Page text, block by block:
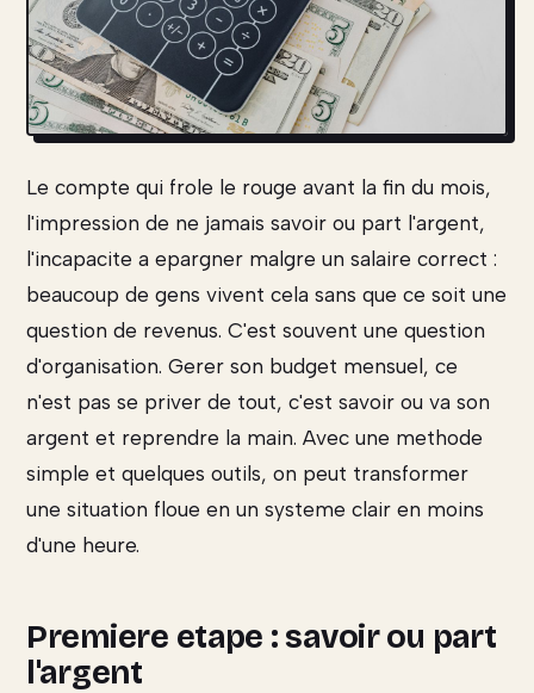
Le compte qui frole le rouge avant la fin du mois,
l'impression de ne jamais savoir ou part l'argent,
l'incapacite a epargner malgre un salaire correct :
beaucoup de gens vivent cela sans que ce soit une
question de revenus. C'est souvent une question
d'organisation. Gerer son budget mensuel, ce
n'est pas se priver de tout, c'est savoir ou va son
argent et reprendre la main. Avec une methode
simple et quelques outils, on peut transformer
une situation floue en un systeme clair en moins
d'une heure.
Premiere etape : savoir ou part
l'argent